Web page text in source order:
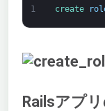
1 create
Railsアプ